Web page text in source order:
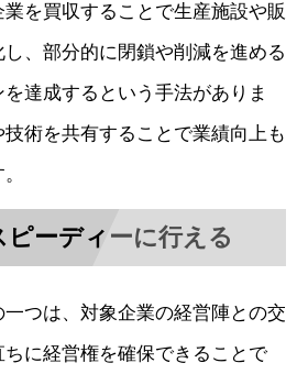
を買収することで生産施設や販
、部分的に閉鎖や削減を進める
達成するという手法がありま
術を共有することで業績向上も
ピーディーに行える
つは、対象企業の経営陣との交
に経営権を確保できることで